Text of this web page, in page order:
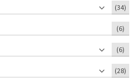
(34)
(6)
(6)
(28)